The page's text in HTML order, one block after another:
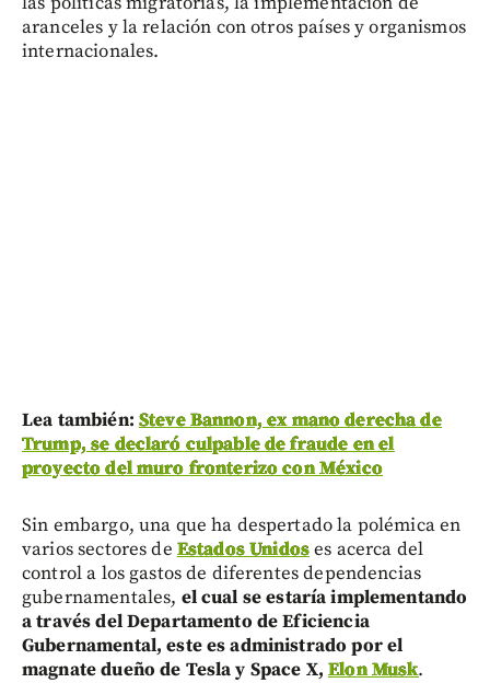
aranceles y la relación con otros países y organismos
internacionales.
Lea también: Steve Bannon, ex mano derecha de
Trump, se declaró culpable de fraude en el
proyecto del muro fronterizo con México
Sin embargo, una que ha despertado la polémica en
varios sectores de Estados Unidoses acerca del
control a los gastos de diferentes dependencias
gubernamentales, el cual se estaría implementando
a través del Departamento de Eficiencia
Gubernamental, este es administrado por el
magnate dueño de Tesla y Space X,Elon Musk.